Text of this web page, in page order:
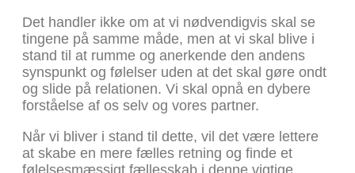
Det handler ikke om at vi nødvendigvis skal se
tingene på samme måde, men at vi skal blive i
stand til at rumme og anerkende den andens
synspunkt og følelser uden at det skal gøre ondt
og slide på relationen. Vi skal opnå en dybere
forståelse af os selv og vores partner.
Når vi bliver i stand til dette, vil det være lettere
at skabe en mere fælles retning og finde et
følelsesmæssigt fællesskab i denne vigtige